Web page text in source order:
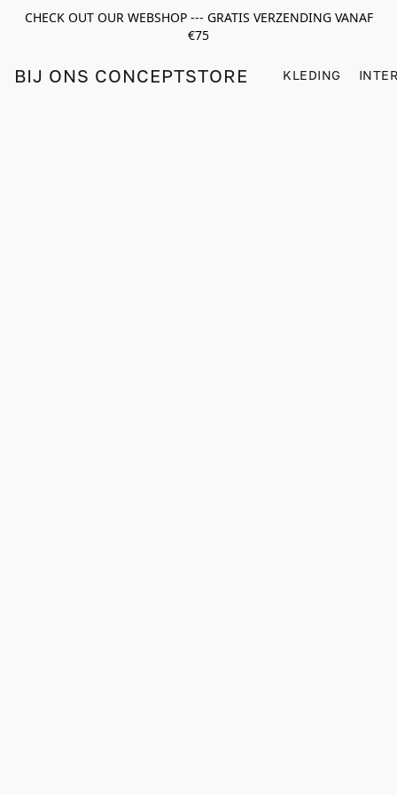
CHECK OUT OUR WEBSHOP --- GRATIS VERZENDING VANAF
€75
BIJ ONS CONCEPTSTORE KLEDING